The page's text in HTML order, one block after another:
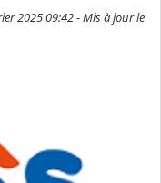
2025 09:42 - Mis à jour le